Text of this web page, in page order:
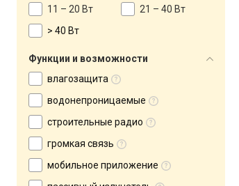
11 – 20 Вт
21 – 40 Вт
> 40 Вт
Функции и возможности
влагозащита
водонепроницаемые
строительные радио
громкая связь
мобильное приложение